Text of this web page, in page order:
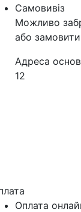
Самовивіз
Можливо
або
Адреса
12
Оплата